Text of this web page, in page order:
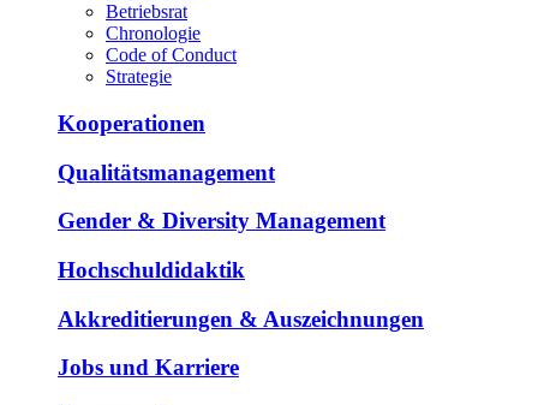
Betriebsrat
Chronologie
Code of Conduct
Strategie
Kooperationen
Qualitätsmanagement
Gender & Diversity Management
Hochschuldidaktik
Akkreditierungen & Auszeichnungen
Jobs und Karriere